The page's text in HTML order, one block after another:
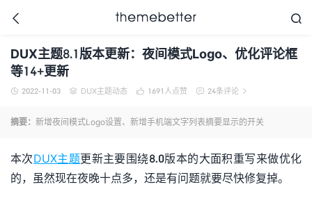

更好的WordPress主题,
主题开发商
 
DUX主题8.1版本更新：夜间模式Logo、优化评论框
等14+更新
 2022-11-03  DUX主题动态  1691 人点赞  24条评论 
摘要： 新增夜间模式Logo设置、新增手机端文字列表摘要显示的开关
本次DUX主题更新主要围绕8.0版本的大面积重写来做优化
的，虽然现在夜晚十点多，还是有问题就要尽快修复掉。